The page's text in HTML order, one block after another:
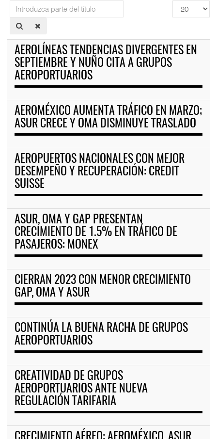
Introduzca
parte
del
Cantidad
a
AEROLÍNEAS TENDENCIAS DIVERGENTES EN
SEPTIEMBRE Y NUÑO CITA A GRUPOS
AEROPORTUARIOS
AEROMÉXICO AUMENTA TRÁFICO EN MARZO;
ASUR CRECE Y OMA DISMINUYE TRASLADO
AEROPUERTOS NACIONALES CON MEJOR
DESEMPEÑO Y RECUPERACIÓN: CREDIT
SUISSE
ASUR, OMA Y GAP PRESENTAN
CRECIMIENTO DE 1.5% EN TRÁFICO DE
PASAJEROS: MONEX
CIERRAN 2023 CON MENOR CRECIMIENTO
GAP, OMA Y ASUR
CONTINÚA LA BUENA RACHA DE GRUPOS
AEROPORTUARIOS
CREATIVIDAD DE GRUPOS
AEROPORTUARIOS ANTE NUEVA
REGULACIÓN TARIFARIA